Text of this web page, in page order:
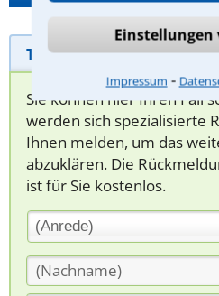
Einstellungen
Impressum ⁃
Telefonhilfe
Sie können hier Ihren Fall
werden sich spezialisierte
Ihnen melden, um das
abzuklären. Die
ist für Sie kostenlos.
(Anrede)